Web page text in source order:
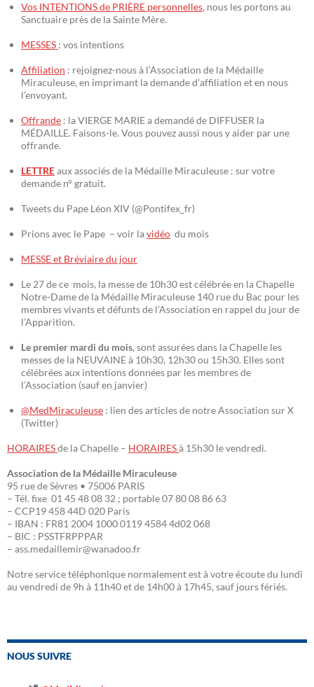
Vos INTENTIONS de PRIÈRE personnelles, nous les portons au
Sanctuaire près de la Sainte Mère.
MESSES : vos intentions
Affiliation : rejoignez-nous à l’Association de la Médaille
Miraculeuse, en imprimant la demande d’affiliation et en nous
l’envoyant.
Offrande : la VIERGE MARIE a demandé de DIFFUSER la
MÉDAILLE. Faisons-le. Vous pouvez aussi nous y aider par une
offrande.
LETTREaux associés de la Médaille Miraculeuse : sur votre
demande n° gratuit.
Tweets du Pape Léon XIV (@Pontifex_fr)
Prions avec le Pape – voir lavidéo du mois
MESSE et Bréviaire du jour
Le 27 de ce mois, la messe de 10h30 est célébrée en la Chapelle
Notre-Dame de la Médaille Miraculeuse 140 rue du Bac pour les
membres vivants et défunts de l’Association en rappel du jour de
l’Apparition.
Le premier mardi du mois, sont assurées dans la Chapelle les
messes de la NEUVAINE à 10h30, 12h30 ou 15h30. Elles sont
célébrées aux intentions données par les membres de
l’Association (sauf en janvier)
@MedMiraculeuse : lien des articles de notre Association sur X
(Twitter)
HORAIRESde la Chapelle – HORAIRESà 15h30 le vendredi.
Association de la Médaille Miraculeuse
95 rue de Sèvres • 75006 PARIS
– Tél. fixe 01 45 48 08 32 ; portable 07 80 08 86 63
– CCP19 458 44D 020 Paris
– IBAN : FR81 2004 1000 0119 4584 4d02 068
– BIC : PSSTFRPPPAR
– ass.medaillemir@wanadoo.fr
Notre service téléphonique normalement est à votre écoute du lundi
au vendredi de 9h à 11h40 et de 14h00 à 17h45, sauf jours fériés.
NOUS SUIVRE